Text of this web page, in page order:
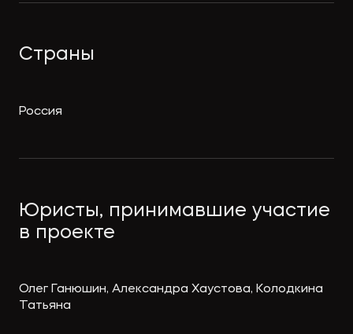
Страны
Россия
Юристы, принимавшие участие
в проекте
Олег Ганюшин, Александра Хаустова, Колодкина
Татьяна